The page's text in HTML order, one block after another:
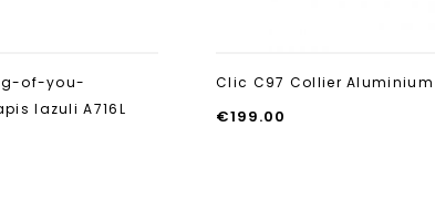
of-you-
lazuli A716L
Clic C97 Collier Aluminium
€199.00